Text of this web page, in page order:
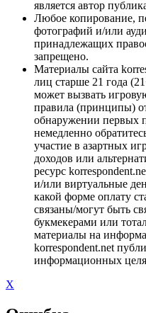
является автор
Любое копирование,
фотографий и/или
принадлежащих
запрещено.
Материалы сайта
лиц старше 21 года
может вызвать
правила (принципы)
обнаружении первых
немедленно
участие в азартных
доходов или
ресурс
и/или виртуальные
какой форме оплату
связаны/могут быть
букмекерами или
материалы на
korrespondent.net
информационных
X